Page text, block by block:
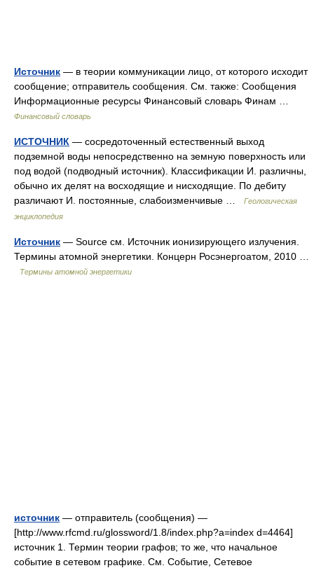
Источник — в теории коммуникации лицо, от которого исходит
сообщение; отправитель сообщения. См. также: Сообщения
Информационные ресурсы Финансовый словарь Финам …
Финансовый словарь
ИСТОЧНИК — сосредоточенный естественный выход
подземной воды непосредственно на земную поверхность или
под водой (подводный источник). Классификации И. различны,
обычно их делят на восходящие и нисходящие. По дебиту
различают И. постоянные, слабоизменчивые …
Геологическая
энциклопедия
Источник — Source см. Источник ионизирующего излучения.
Термины атомной энергетики. Концерн Росэнергоатом, 2010 …
Термины атомной энергетики
источник — отправитель (сообщения) —
[http://www.rfcmd.ru/glossword/1.8/index.php?a=index d=4464]
источник 1. Термин теории графов; то же, что начальное
событие в сетевом графике. См. Событие, Сетевое